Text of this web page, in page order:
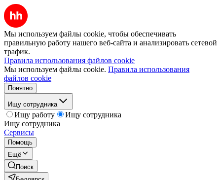
Мы используем файлы cookie, чтобы обеспечивать
правильную работу нашего веб-сайта и анализировать сетевой
трафик.
Правила использования файлов cookie
Мы используем файлы cookie. Правила использования
файлов cookie
Понятно
Ищу сотрудника
Ищу работу
Ищу сотрудника
Ищу сотрудника
Сервисы
Помощь
Ещё
Поиск